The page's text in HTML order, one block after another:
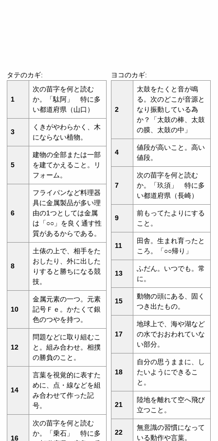
タテのカギ:
1
次の苗字を何と読む
か。「駄阿」 特に多
い都道府県（山口）
3
くきがやわらかく、木
にならない植物。
5
建物の全部または一部
を建てかえること。リ
フォーム。
6
フライパンなど料理器
具に金属製品が多い理
由の1つとしては金属
は「○○」を良く通す性
質があるからである。
8
土俵の上で、相手をた
おしたり、外に出した
りすると勝ちになる競
技。
10
金属元素の一つ。元素
記号Ｆｅ。かたくて銀
色のつやを持つ。
12
問題などに取り組むこ
と。組み合わせ。相撲
の勝負のこと。
14
言葉を視覚的に表すた
めに、点・線などを組
み合わせて作った記
号。
16
次の苗字を何と読む
か。「乗石」 特に多
ヨコのカギ:
2
太鼓をたくと音が鳴
る。次のどこが音源と
なり振動している為
か？「太鼓の棒、太鼓
の膜、太鼓の中」
4
値段が高いこと。高い
値段。
7
次の苗字を何と読む
か。「玖須」 特に多
い都道府県（長崎）
9
前もってたよりにする
こと。
11
田舎。生まれ育ったと
ころ。「○○帰り」
13
ふだん。いつでも。常
に。
15
動物の頭にある、固く
つき出たもの。
17
地球上で、海や湖など
の水でおおわれていな
い部分。
18
自分の思うままに、し
たいようにできるこ
と。
21
陸地を離れて空へ飛び
立つこと。
22
無意識の習慣になって
いる動作や言葉。